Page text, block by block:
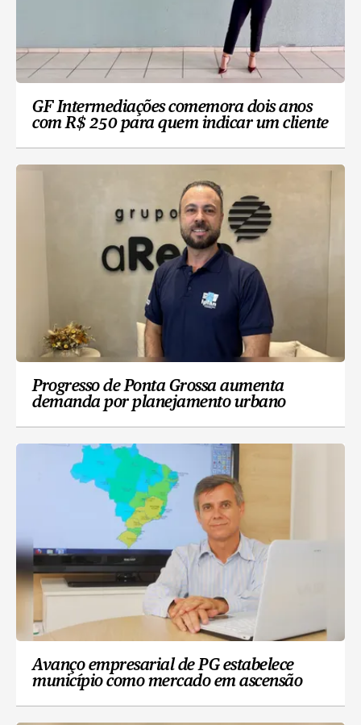
GF Intermediações comemora dois anos
com R$ 250 para quem indicar um cliente
Progresso de Ponta Grossa aumenta
demanda por planejamento urbano
Avanço empresarial de PG estabelece
município como mercado em ascensão